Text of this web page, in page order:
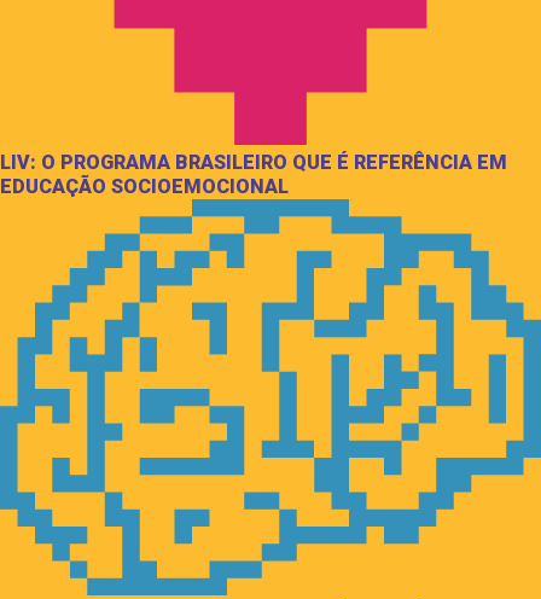
LIV: O PROGRAMA BRASILEIRO QUE É REFERÊNCIA EM
EDUCAÇÃO SOCIOEMOCIONAL